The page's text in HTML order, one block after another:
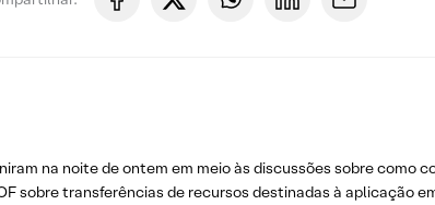
na noite de ontem em meio às discussões sobre como
sobre transferências de recursos destinadas à aplicação